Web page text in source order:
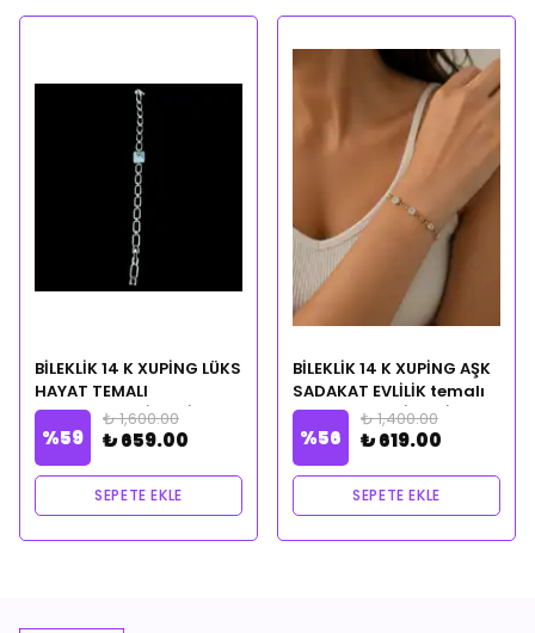
BİLEKLİK 14 K XUPİNG LÜKS
HAYAT TEMALI
CLEOPATRA CİLVESİ
NOTALI YAĞ HEDİYELİ
%59
₺ 1,600.00
₺ 659.00
SEPETE EKLE
BİLEKLİK 14 K XUPİNG AŞK
SADAKAT EVLİLİK temalı
CLEOPATRA CİLVESİ
NOTALI YAĞ HEDİYELİ
%56
₺ 1,400.00
₺ 619.00
SEPETE EKLE